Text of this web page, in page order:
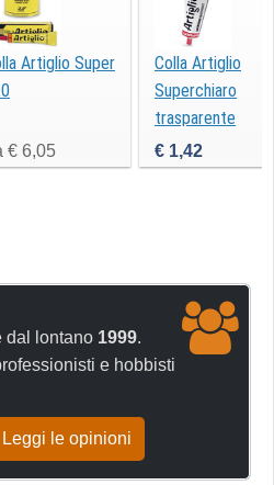
Artiglio Super
€ 6,05
Colla Artiglio
Superchiaro
trasparente
tubetto 50ml
€ 1,42
dal lontano 1999.
e hobbisti
Leggi le opinioni